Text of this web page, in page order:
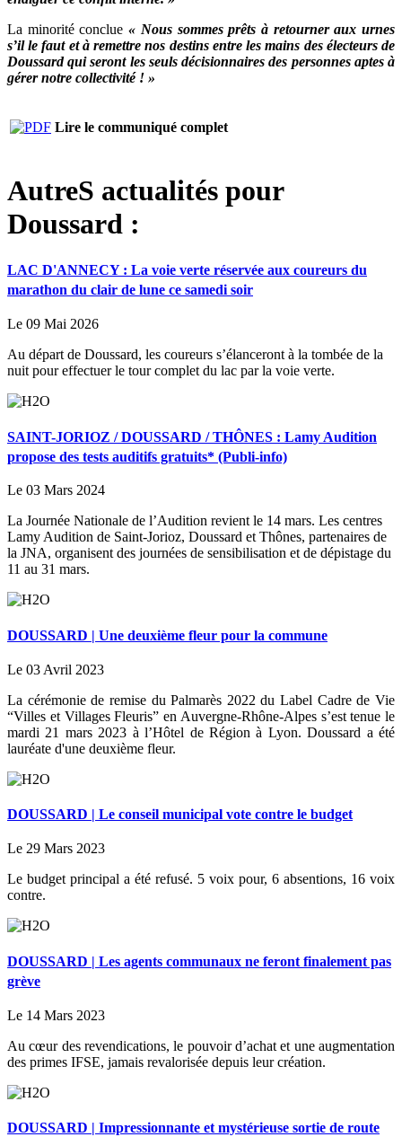
La minorité conclue « Nous sommes prêts à retourner aux urnes
s’il le faut et à remettre nos destins entre les mains des électeurs de
Doussard qui seront les seuls décisionnaires des personnes aptes à
gérer notre collectivité ! »
Lire le communiqué complet
AutreS actualités pour
Doussard :
LAC D'ANNECY : La voie verte réservée aux coureurs du
marathon du clair de lune ce samedi soir
Le 09 Mai 2026
Au départ de Doussard, les coureurs s’élanceront à la tombée de la
nuit pour effectuer le tour complet du lac par la voie verte.
SAINT-JORIOZ / DOUSSARD / THÔNES : Lamy Audition
propose des tests auditifs gratuits* (Publi-info)
Le 03 Mars 2024
La Journée Nationale de l’Audition revient le 14 mars. Les centres
Lamy Audition de Saint-Jorioz, Doussard et Thônes, partenaires de
la JNA, organisent des journées de sensibilisation et de dépistage du
11 au 31 mars.
DOUSSARD | Une deuxième fleur pour la commune
Le 03 Avril 2023
La cérémonie de remise du Palmarès 2022 du Label Cadre de Vie
“Villes et Villages Fleuris” en Auvergne-Rhône-Alpes s’est tenue le
mardi 21 mars 2023 à l’Hôtel de Région à Lyon. Doussard a été
lauréate d'une deuxième fleur.
DOUSSARD | Le conseil municipal vote contre le budget
Le 29 Mars 2023
Le budget principal a été refusé. 5 voix pour, 6 absentions, 16 voix
contre.
DOUSSARD | Les agents communaux ne feront finalement pas
grève
Le 14 Mars 2023
Au cœur des revendications, le pouvoir d’achat et une augmentation
des primes IFSE, jamais revalorisée depuis leur création.
DOUSSARD | Impressionnante et mystérieuse sortie de route